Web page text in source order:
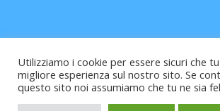
Raffaele Vitali - via Leopardi 10 -
Utilizziamo i cookie per essere sicuri che
migliore esperienza sul nostro sito. Se
questo sito noi assumiamo che tu ne sia